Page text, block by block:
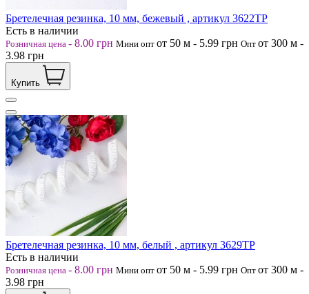
Бретелечная резинка, 10 мм, бежевый , артикул 3622ТР
Есть в наличии
Розничная цена - 8.00 грн Мини опт от 50 м - 5.99 грн Опт от 300 м -
3.98 грн
Купить
Бретелечная резинка, 10 мм, белый , артикул 3629ТР
Есть в наличии
Розничная цена - 8.00 грн Мини опт от 50 м - 5.99 грн Опт от 300 м -
3.98 грн